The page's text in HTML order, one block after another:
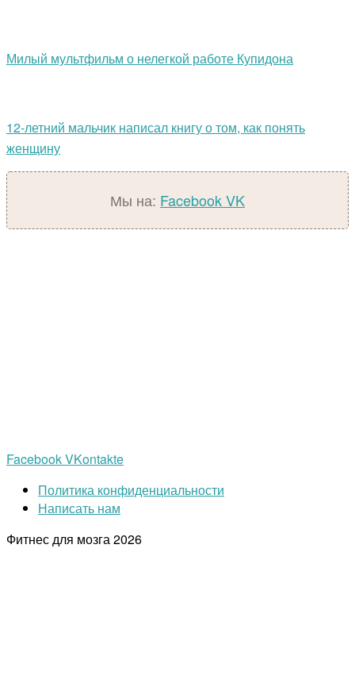
Милый мультфильм о нелегкой работе Купидона
12-летний мальчик написал книгу о том, как понять
женщину
Мы на: FacebookVK
FacebookVKontakte
Политика конфиденциальности
Написать нам
Фитнес для мозга2026